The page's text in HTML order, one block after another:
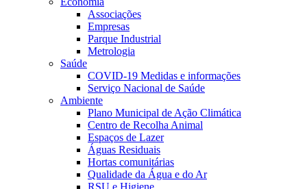
Associações
Empresas
Parque Industrial
Metrologia
Saúde
COVID-19 Medidas e informações
Serviço Nacional de Saúde
Ambiente
Plano Municipal de Ação Climática
Centro de Recolha Animal
Espaços de Lazer
Águas Residuais
Hortas comunitárias
Qualidade da Água e do Ar
RSU e Higiene